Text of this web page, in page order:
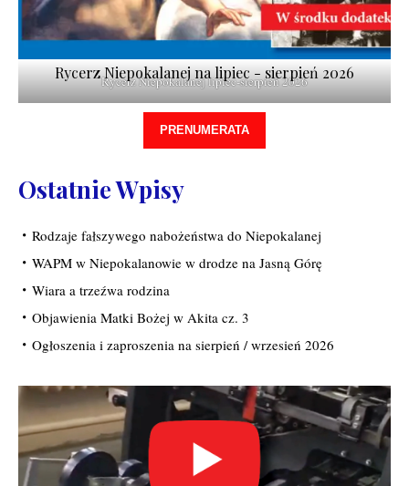
Rycerz Niepokalanej lipiec-sierpień 2026
Rycerz Niepokalanej na lipiec - sierpień 2026
PRENUMERATA
Ostatnie Wpisy
Rodzaje fałszywego nabożeństwa do Niepokalanej
WAPM w Niepokalanowie w drodze na Jasną Górę
Wiara a trzeźwa rodzina
Objawienia Matki Bożej w Akita cz. 3
Ogłoszenia i zaproszenia na sierpień / wrzesień 2026